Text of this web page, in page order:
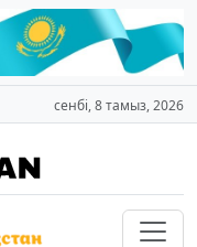
сенбі, 8 тамыз, 2026